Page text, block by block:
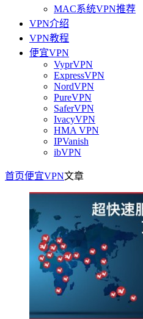
MAC系统VPN推荐
VPN介绍
VPN教程
便宜VPN
VyprVPN
ExpressVPN
NordVPN
PureVPN
SaferVPN
IvacyVPN
HMA VPN
IPVanish
ibVPN
首页便宜VPN文章